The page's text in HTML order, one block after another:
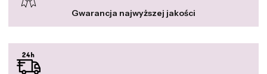
Gwarancja najwyższej jakości